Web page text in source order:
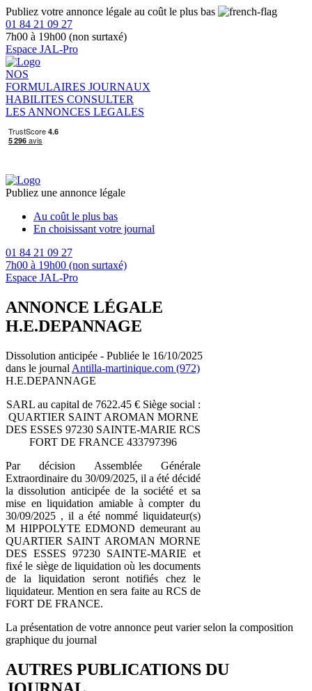
Publiez votre annonce légale au coût le plus bas
01 84 21 09 27
7h00 à 19h00 (non surtaxé)
Espace JAL-Pro
NOS
FORMULAIRES JOURNAUX
HABILITES CONSULTER
LES ANNONCES LEGALES
Publiez une annonce légale
Au coût le plus bas
En choisissant votre journal
01 84 21 09 27
7h00 à 19h00 (non surtaxé)
Espace JAL-Pro
ANNONCE LÉGALE
H.E.DEPANNAGE
Dissolution anticipée - Publiée le 16/10/2025
dans le journal Antilla-martinique.com (972)
H.E.DEPANNAGE
SARL au capital de 7622.45 € Siège social :
QUARTIER SAINT AROMAN MORNE
DES ESSES 97230 SAINTE-MARIE RCS
FORT DE FRANCE 433797396
Par décision Assemblée Générale
Extraordinaire du 30/09/2025, il a été décidé
la dissolution anticipée de la société et sa
mise en liquidation amiable à compter du
30/09/2025 , il a été nommé liquidateur(s)
M HIPPOLYTE EDMOND demeurant au
QUARTIER SAINT AROMAN MORNE
DES ESSES 97230 SAINTE-MARIE et
fixé le siège de liquidation où les documents
de la liquidation seront notifiés chez le
liquidateur. Mention en sera faite au RCS de
FORT DE FRANCE.
La présentation de votre annonce peut varier selon la composition
graphique du journal
AUTRES PUBLICATIONS DU